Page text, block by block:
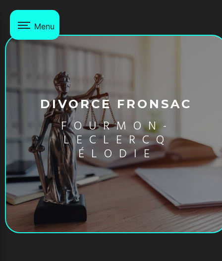
Menu
DIVORCE FRONSAC
FOURMON-
LECLERCQ
ÉLODIE